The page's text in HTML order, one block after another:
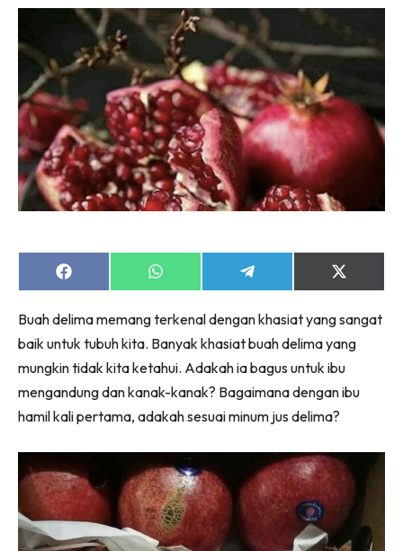
Share
on
Share
on
Share
on
Share
on
(Twitter)
Buah delima memang terkenal dengan khasiat yang sangat
baik untuk tubuh kita. Banyak khasiat buah delima yang
mungkin tidak kita ketahui. Adakah ia bagus untuk ibu
mengandung dan kanak-kanak? Bagaimana dengan ibu
hamil kali pertama, adakah sesuai minum jus delima?